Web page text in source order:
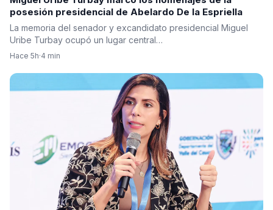
posesión presidencial de Abelardo De la Espriella
La memoria del senador y excandidato presidencial Miguel
Uribe Turbay ocupó un lugar central…
Hace 5h·4 min